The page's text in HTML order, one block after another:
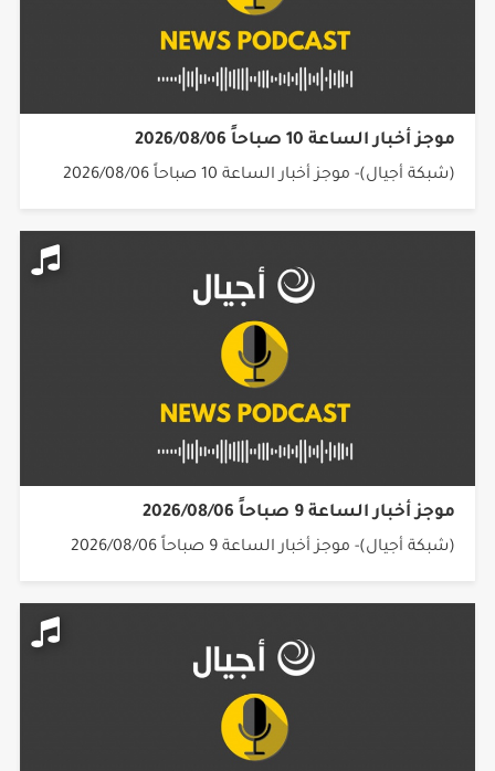
موجز أخبار الساعة 10 صباحاً 2026/08/06
(شبكة أجيال)- موجز أخبار الساعة 10 صباحاً 2026/08/06
موجز أخبار الساعة 9 صباحاً 2026/08/06
(شبكة أجيال)- موجز أخبار الساعة 9 صباحاً 2026/08/06